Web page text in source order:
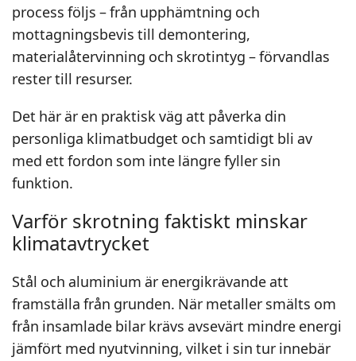
process följs – från upphämtning och
mottagningsbevis till demontering,
materialåtervinning och skrotintyg – förvandlas
rester till resurser.
Det här är en praktisk väg att påverka din
personliga klimatbudget och samtidigt bli av
med ett fordon som inte längre fyller sin
funktion.
Varför skrotning faktiskt minskar
klimatavtrycket
Stål och aluminium är energikrävande att
framställa från grunden. När metaller smälts om
från insamlade bilar krävs avsevärt mindre energi
jämfört med nyutvinning, vilket i sin tur innebär